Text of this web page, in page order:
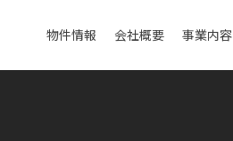
物件情報 会社概要 事業内容